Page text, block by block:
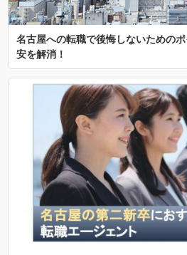
名古屋への転職で後悔しないための
安を解消！